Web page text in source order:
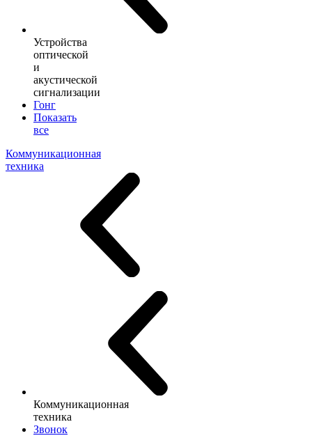
Устройства
оптической
и
акустической
сигнализации
Гонг
Показать
все
Коммуникационная
техника
Коммуникационная
техника
Звонок